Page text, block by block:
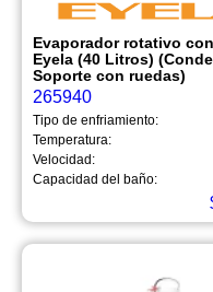
Evaporador rotativo
Eyela (40 Litros)
Soporte con ruedas)
265940
Tipo de enfriamiento:
Temperatura:
Velocidad:
Capacidad del baño: